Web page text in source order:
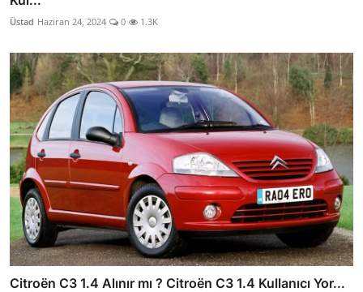
Üstad Haziran 24, 2024 0 1.3K
Citroën C3 1.4 Alınır mı ? Citroën C3 1.4 Kullanıcı Yor...